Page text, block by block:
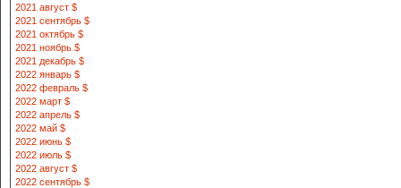
2021 август $
2021 сентябрь $
2021 октябрь $
2021 ноябрь $
2021 декабрь $
2022 январь $
2022 февраль $
2022 март $
2022 апрель $
2022 май $
2022 июнь $
2022 июль $
2022 август $
2022 сентябрь $